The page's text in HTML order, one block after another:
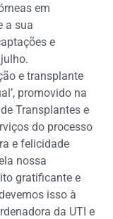
em
a sua
e
e transplante
promovido na
Transplantes e
do processo
e felicidade
nossa
gratificante e
isso à
da UTI e